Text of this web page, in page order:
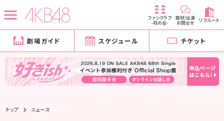
ファンクラブ
-柱の会-
取材/出演
お問合せ リクルート
劇場ガイド スケジュール チケット
トップ ニュース